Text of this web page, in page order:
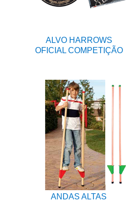
ALVO HARROWS
OFICIAL COMPETIÇÃO
ANDAS ALTAS